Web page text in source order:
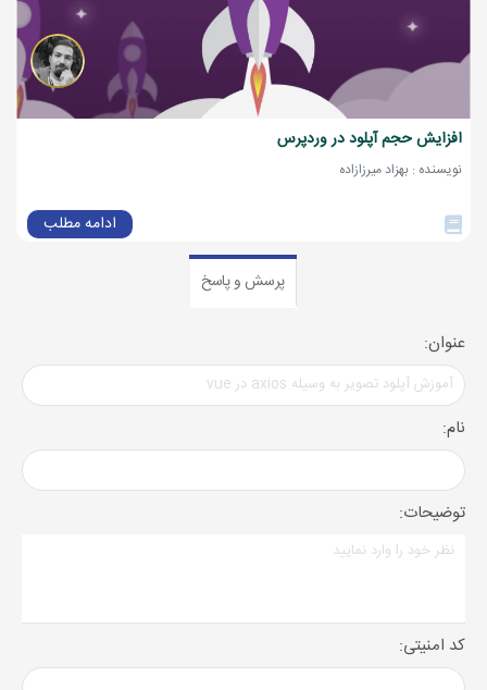
افزایش حجم آپلود در وردپرس
نویسنده : بهزاد میرزازاده
ادامه مطلب
پرسش و پاسخ
عنوان:
نام:
توضیحات:
کد امنیتی: